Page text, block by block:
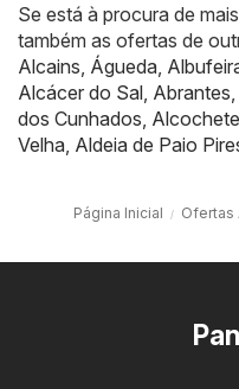
Se está à procura de
também as ofertas de
Alcains Águeda
Alcácer do Sal Abrantes
dos Cunhados Alcochete
Velha Aldeia de Paio
Página Inicial Ofertas